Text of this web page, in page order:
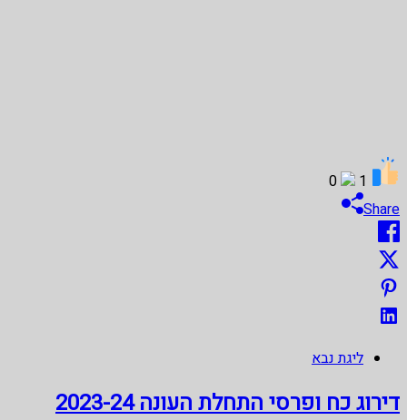
1
0
Share
ליגת נבא
דירוג כח ופרסי התחלת העונה 2023-24